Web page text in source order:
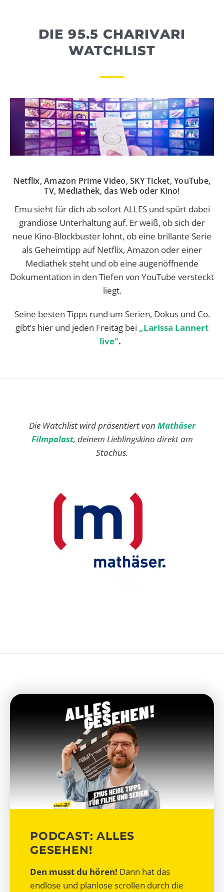
DIE 95.5 CHARIVARI
WATCHLIST
Netflix, Amazon Prime Video, SKY Ticket, YouTube,
TV, Mediathek, das Web oder Kino!
Emu sieht für dich ab sofort ALLES und spürt dabei
grandiose Unterhaltung auf. Er weiß, ob sich der
neue Kino-Blockbuster lohnt, ob eine brillante Serie
als Geheimtipp auf Netflix, Amazon oder einer
Mediathek steht und ob eine augenöffnende
Dokumentation in den Tiefen von YouTube versteckt
liegt.
Seine besten Tipps rund um Serien, Dokus und Co.
gibt’s hier und jeden Freitag bei „Larissa Lannert
live“.
Die Watchlist wird präsentiert von Mathäser
Filmpalast, deinem Lieblingskino direkt am
Stachus.
PODCAST: ALLES
GESEHEN!
Den musst du hören! Dann hat das
endlose und planlose scrollen durch die